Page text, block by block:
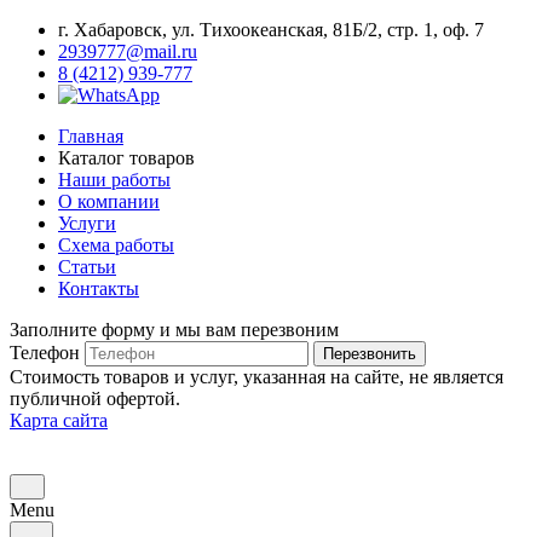
г. Хабаровск, ул. Тихоокеанская, 81Б/2, стр. 1, оф. 7
2939777@mail.ru
8 (4212) 939-777
Главная
Каталог товаров
Наши работы
О компании
Услуги
Схема работы
Статьи
Контакты
Заполните форму и мы вам перезвоним
Телефон
Перезвонить
Стоимость товаров и услуг, указанная на сайте, не является
публичной офертой.
Карта сайта
Menu